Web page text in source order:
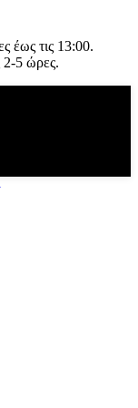
έως τις 13:00.
2-5 ώρες.